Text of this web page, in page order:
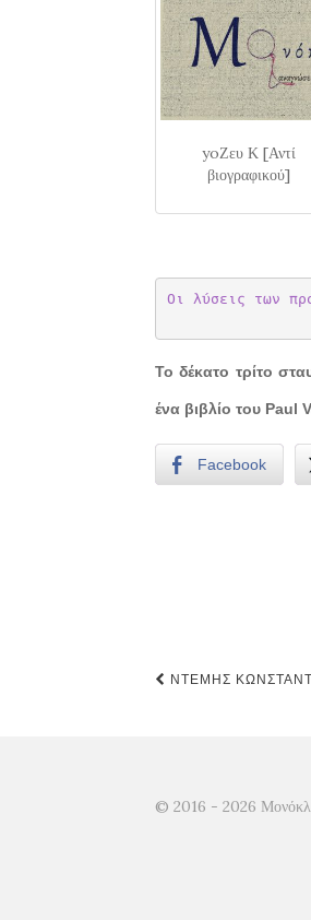
yoΖευ Κ [Αντί
βιογραφικού]
Οι λύσεις των
Το δέκατο τρίτο
ένα βιβλίο του Paul
Facebook
Post
ΝΤΈΜΗΣ